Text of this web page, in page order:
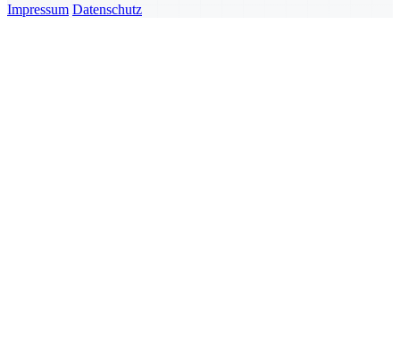
Impressum Datenschutz